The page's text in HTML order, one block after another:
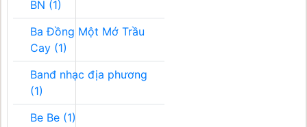
BN (1)
Ba Đồng Một Mớ Trầu
Cay (1)
Banđ nhạc địa phương
(1)
Be Be (1)